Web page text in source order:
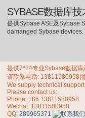
SYBASE数据库
提供Sybase ASE及Sybase
damanged Sybase
提供7*24专业Sybase数据库
请联系电话: 13811580958(
We supply technical
Please contact us:
Phone: +86 13811580958
Wechat: 13811580958
QQ: 289965371